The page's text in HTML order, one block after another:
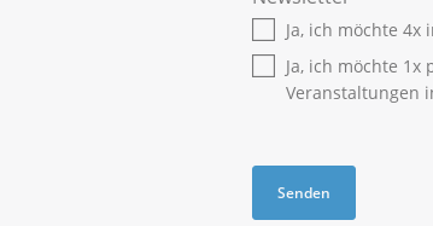
Ja, ich möchte
Ja, ich möchte
Veranstaltungen